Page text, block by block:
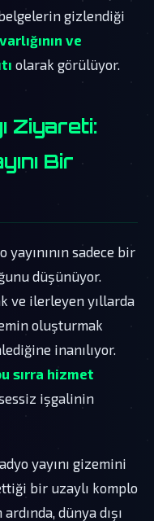
gizlendiği
ve
olarak görülüyor.
Ziyareti:
Bir
sadece bir
düşünüyor.
ve ilerleyen yıllarda
oluşturmak
inanılıyor.
sırra hizmet
işgalinin
yayını gizemini
bir uzaylı komplo
dünya dışı